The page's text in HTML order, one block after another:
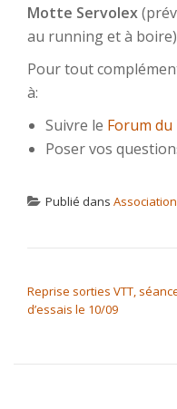
Motte Servolex
au running et à
Pour tout
à:
Suivre le Forum
Poser vos
Publié dans Association
Reprise sorties VTT,
d’essais le 10/09